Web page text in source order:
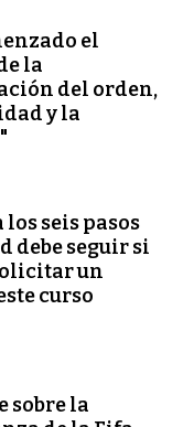
el
la
del orden,
y la
los seis pasos
debe seguir si
un
curso
sobre la